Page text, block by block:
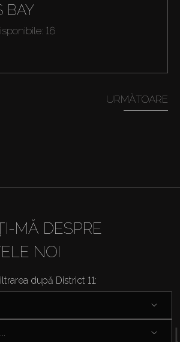
BAY
16
URMĂTOARE
MĂ DESPRE
NOI
după District 11: